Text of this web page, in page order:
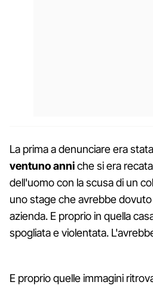
La prima a denunciare era stata
ventuno anniche si era
dell'uomo con la scusa di un
uno stage che avrebbe
azienda. E proprio in quella
spogliata e violentata.
E proprio quelle immagini